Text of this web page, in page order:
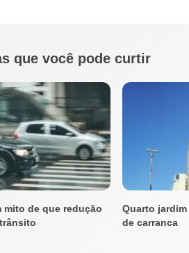
que você pode curtir
mito de que redução
Quarto
de carranca